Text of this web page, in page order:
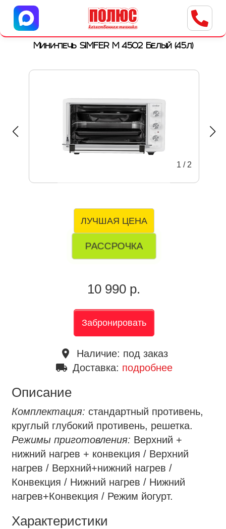
Центр бытовой техники
г. Ульяновск, ул. Пушкарева, 8a
Мини-печь SIMFER M 4502 Белый (45л)
1 / 2
ЛУЧШАЯ ЦЕНА
РАССРОЧКА
10 990 р.
Забронировать
place Наличие: под заказ
local_shipping Доставка: подробнее
Описание
Комплектация: стандартный противень,
круглый глубокий противень, решетка.
Режимы приготовления: Верхний +
нижний нагрев + конвекция / Верхний
нагрев / Верхний+нижний нагрев /
Конвекция / Нижний нагрев / Нижний
нагрев+Конвекция / Режим йогурт.
Характеристики